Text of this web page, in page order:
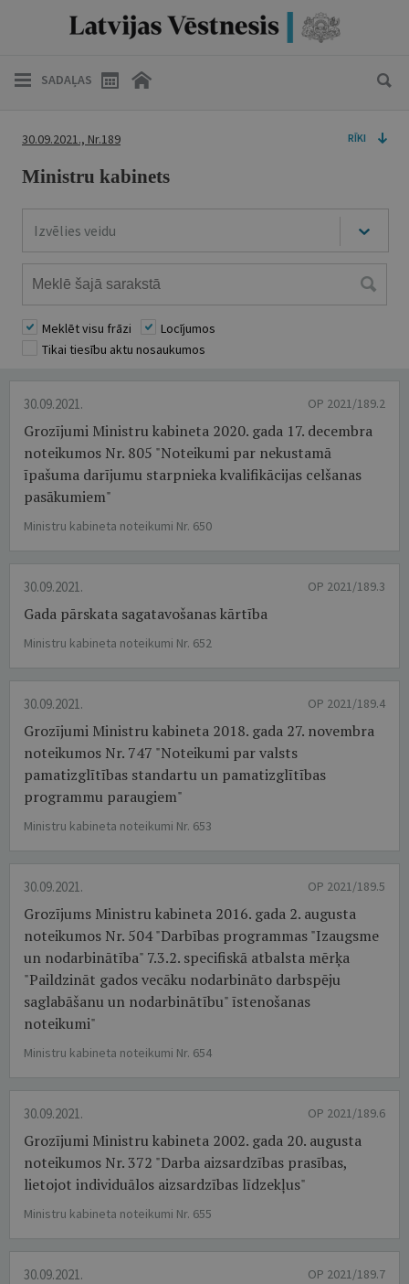
SADAĻAS
30.09.2021., Nr.189 RĪKI
Ministru kabinets
Izvēlies veidu
Meklēt visu frāzi
Locījumos
Tikai tiesību aktu nosaukumos
30.09.2021. OP 2021/189.2
Grozījumi Ministru kabineta 2020. gada 17. decembra
noteikumos Nr. 805 "Noteikumi par nekustamā
īpašuma darījumu starpnieka kvalifikācijas celšanas
pasākumiem"
Ministru kabineta noteikumi Nr. 650
30.09.2021. OP 2021/189.3
Gada pārskata sagatavošanas kārtība
Ministru kabineta noteikumi Nr. 652
30.09.2021. OP 2021/189.4
Grozījumi Ministru kabineta 2018. gada 27. novembra
noteikumos Nr. 747 "Noteikumi par valsts
pamatizglītības standartu un pamatizglītības
programmu paraugiem"
Ministru kabineta noteikumi Nr. 653
30.09.2021. OP 2021/189.5
Grozījums Ministru kabineta 2016. gada 2. augusta
noteikumos Nr. 504 "Darbības programmas "Izaugsme
un nodarbinātība" 7.3.2. specifiskā atbalsta mērķa
"Paildzināt gados vecāku nodarbināto darbspēju
saglabāšanu un nodarbinātību" īstenošanas
noteikumi"
Ministru kabineta noteikumi Nr. 654
30.09.2021. OP 2021/189.6
Grozījumi Ministru kabineta 2002. gada 20. augusta
noteikumos Nr. 372 "Darba aizsardzības prasības,
lietojot individuālos aizsardzības līdzekļus"
Ministru kabineta noteikumi Nr. 655
30.09.2021. OP 2021/189.7